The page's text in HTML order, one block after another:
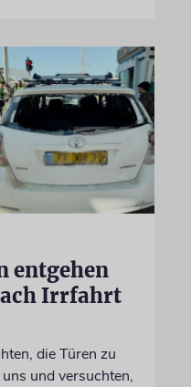
entgehen
Irrfahrt
die Türen zu
und versuchten,